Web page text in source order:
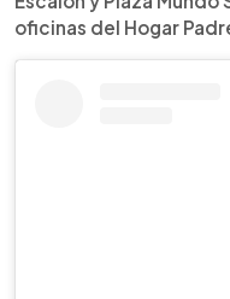
oficinas del Hogar